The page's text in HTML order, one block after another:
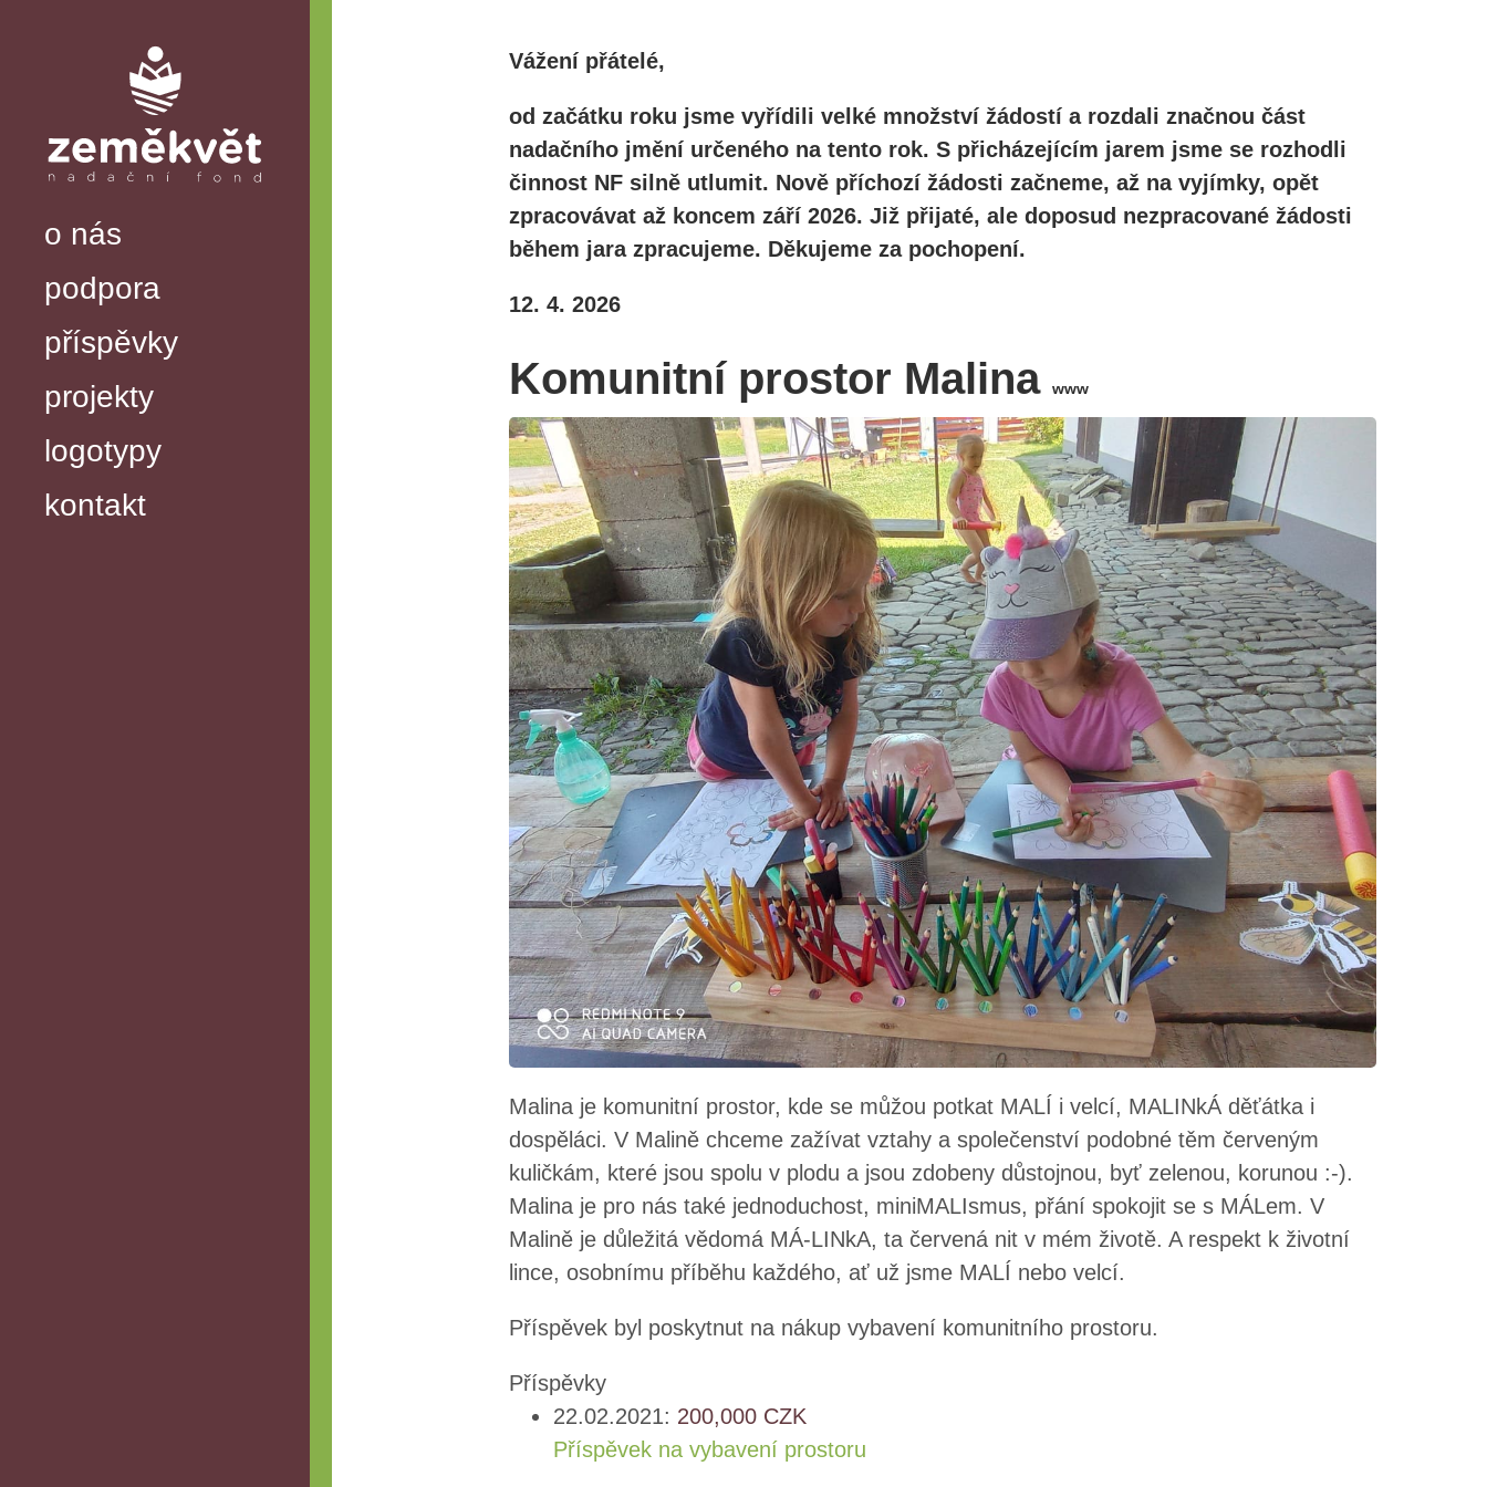
o nás
podpora
příspěvky
projekty
logotypy
kontakt
Vážení přátelé,
od začátku roku jsme vyřídili velké množství žádostí a rozdali značnou část
nadačního jmění určeného na tento rok. S přicházejícím jarem jsme se rozhodli
činnost NF silně utlumit. Nově příchozí žádosti začneme, až na vyjímky, opět
zpracovávat až koncem září 2026. Již přijaté, ale doposud nezpracované žádosti
během jara zpracujeme. Děkujeme za pochopení.
12. 4. 2026
Komunitní prostor Malina www
Malina je komunitní prostor, kde se můžou potkat MALÍ i velcí, MALINkÁ děťátka i
dospěláci. V Malině chceme zažívat vztahy a společenství podobné těm červeným
kuličkám, které jsou spolu v plodu a jsou zdobeny důstojnou, byť zelenou, korunou :-).
Malina je pro nás také jednoduchost, miniMALIsmus, přání spokojit se s MÁLem. V
Malině je důležitá vědomá MÁ-LINkA, ta červená nit v mém životě. A respekt k životní
lince, osobnímu příběhu každého, ať už jsme MALÍ nebo velcí.
Příspěvek byl poskytnut na nákup vybavení komunitního prostoru.
Příspěvky
22.02.2021: 200,000 CZK
Příspěvek na vybavení prostoru